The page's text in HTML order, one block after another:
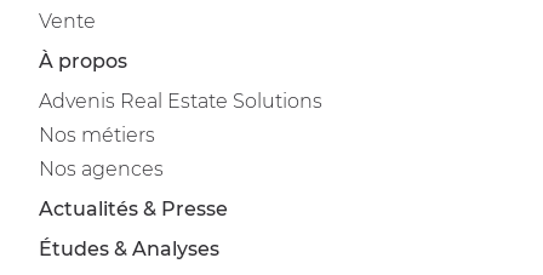
Vente
À propos
Advenis Real Estate Solutions
Nos métiers
Nos agences
Actualités & Presse
Études & Analyses